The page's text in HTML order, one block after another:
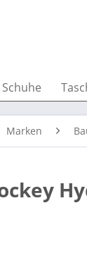
Schuhe
Marken